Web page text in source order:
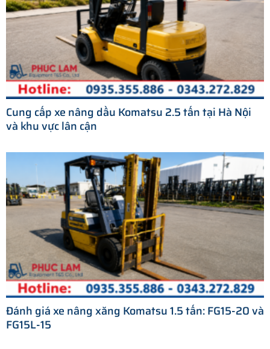
Cung cấp xe nâng dầu Komatsu 2.5 tấn tại Hà Nội
và khu vực lân cận
Đánh giá xe nâng xăng Komatsu 1.5 tấn: FG15-20 và
FG15L-15